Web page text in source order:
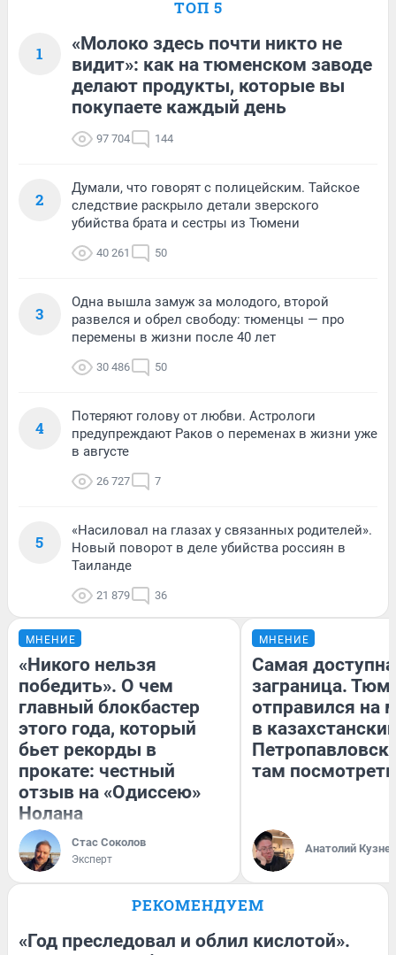
ТОП 5
1
«Молоко здесь почти никто не
видит»: как на тюменском заводе
делают продукты, которые вы
покупаете каждый день
97 704 144
2
Думали, что говорят с полицейским. Тайское
следствие раскрыло детали зверского
убийства брата и сестры из Тюмени
40 261 50
3
Одна вышла замуж за молодого, второй
развелся и обрел свободу: тюменцы — про
перемены в жизни после 40 лет
30 486 50
4
Потеряют голову от любви. Астрологи
предупреждают Раков о переменах в жизни уже
в августе
26 727 7
5
«Насиловал на глазах у связанных родителей».
Новый поворот в деле убийства россиян в
Таиланде
21 879 36
МНЕНИЕ
«Никого нельзя
победить». О чем
главный блокбастер
этого года, который
бьет рекорды в
прокате: честный
отзыв на «Одиссею»
Нолана
Стас Соколов
Эксперт
МНЕНИЕ
Самая
заграница.
отправился на
в
там посмотреть
Анатолий
РЕКОМЕНДУЕМ
«Год преследовал и облил кислотой».